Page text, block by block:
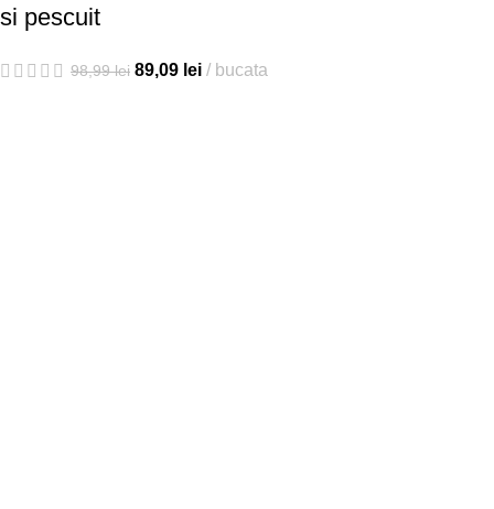
si pescuit
98,99lei 89,09 lei bucata